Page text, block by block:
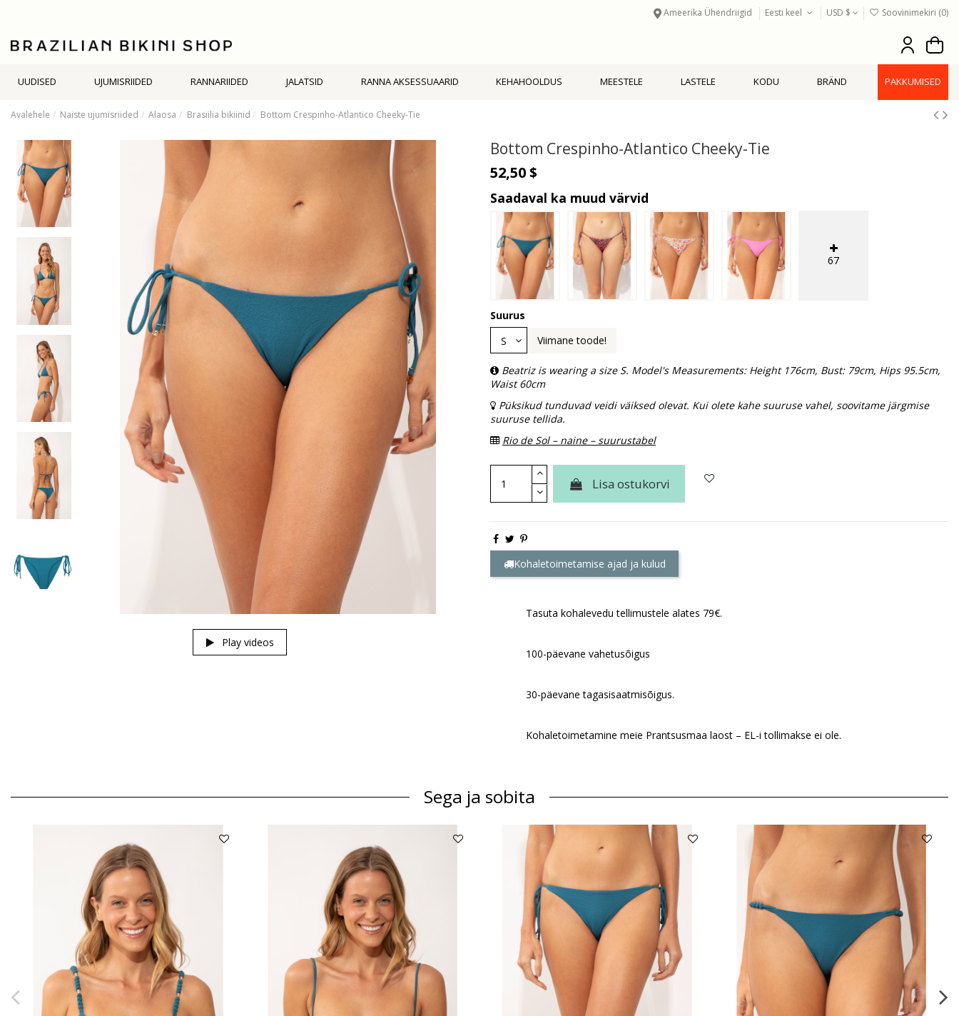
Ameerika Ühendriigid Eesti keel USD $ Soovinimekiri (0)
UUDISED UJUMISRIIDED RANNARIIDED JALATSID RANNA AKSESSUAARID KEHAHOOLDUS MEESTELE LASTELE KODU BRÄND PAKKUMISED
Avalehele Naiste ujumisriided Alaosa Brasiilia bikiinid Bottom Crespinho-Atlantico Cheeky-Tie
Play videos
Bottom Crespinho-Atlantico Cheeky-Tie
52,50 $
Saadaval ka muud värvid
67
Suurus
Viimane toode!
Beatriz is wearing a size S. Model's Measurements: Height 176cm, Bust: 79cm, Hips 95.5cm,
Waist 60cm
Püksikud tunduvad veidi väiksed olevat. Kui olete kahe suuruse vahel, soovitame järgmise
suuruse tellida.
Rio de Sol – naine – suurustabel
Lisa ostukorvi
Kohaletoimetamise ajad ja kulud
Tasuta kohalevedu tellimustele alates 79€.
100-päevane vahetusõigus
30-päevane tagasisaatmisõigus.
Kohaletoimetamine meie Prantsusmaa laost – EL-i tollimakse ei ole.
Sega ja sobita